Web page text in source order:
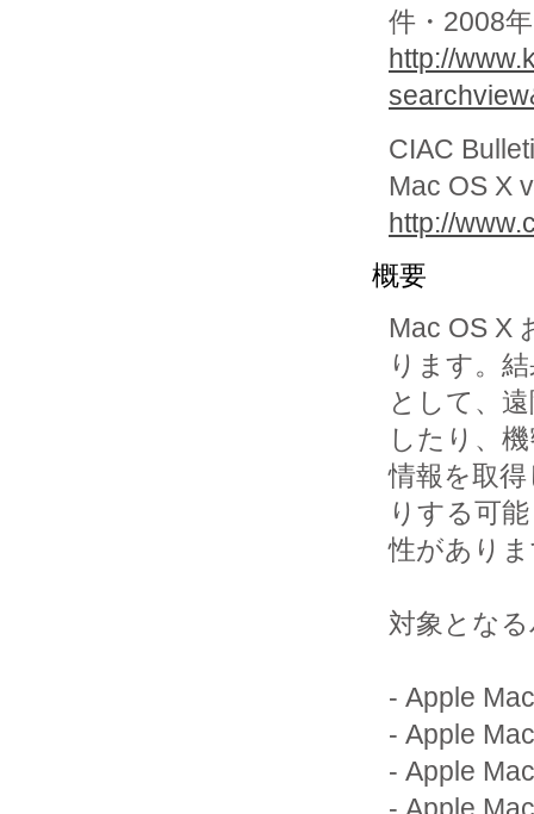
件・2008
http://
CIAC
Mac OS X
http://
概要
Mac OS X
ります。
として、
したり、
情報を取
りする可能
性があり
対象とな
- Apple
- Apple
- Apple
- Apple